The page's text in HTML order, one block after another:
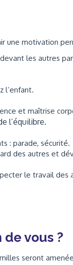
une motivation
les autres
l’enfant.
et maîtrise
l’équilibre.
: parade, sécurité.
des autres et
le travail des
vous ?
seront